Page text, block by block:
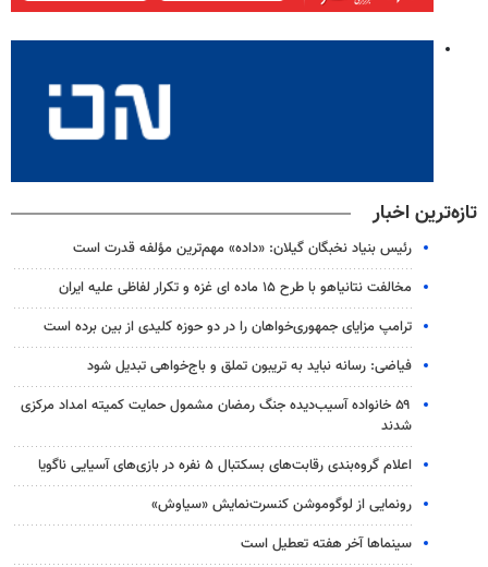
تازه‌ترین اخبار
رئیس بنیاد نخبگان گیلان: «داده» مهم‌ترین مؤلفه قدرت است
مخالفت نتانیاهو با طرح ۱۵ ماده ای غزه و تکرار لفاظی علیه ایران
ترامپ مزایای جمهوری‌خواهان را در دو حوزه کلیدی از بین برده است
فیاضی: رسانه نباید به تریبون تملق و باج‌خواهی تبدیل شود
۵۹ خانواده آسیب‌دیده جنگ رمضان مشمول حمایت کمیته امداد مرکزی
شدند
اعلام گروه‌بندی رقابت‌های بسکتبال ۵ نفره در بازی‌های آسیایی ناگویا
رونمایی از لوگوموشن کنسرت‌نمایش «سیاوش»
سینماها آخر هفته تعطیل است